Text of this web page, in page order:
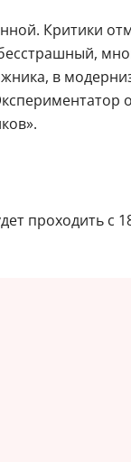
Критики
в
проходить с